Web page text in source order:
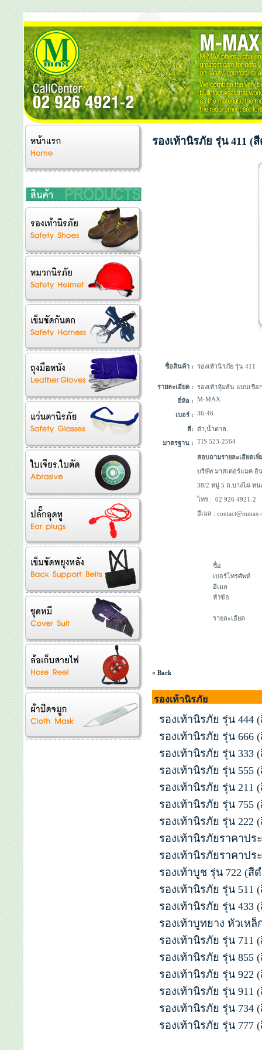
รองเท้านิรภัย รุ่น 411 (
ชื่อสินค้า : รองเท้านิรภัย รุ่น 411
รายละเอียด : รองเท้าหุ้มส้น แบบเชือ
ยี่ห้อ : M-MAX
เบอร์ : 36-46
สี: ดำ,น้ำตาล
มาตรฐาน : TIS 523-2564
สอบถามรายละเอียดเพิ่
บริษัท มาสเตอร์แมค อิ
38/2 หมู่ 5 ถ.บางไผ่-ห
โทร : 02 926
อีเมล :
ชื่อ
เบอร์โทรศัพท์
อีเมล
หัวข้อ
รายละเอียด
« Back
รองเท้านิรภัย
รองเท้านิรภัย รุ่น 444
รองเท้านิรภัย รุ่น 666
รองเท้านิรภัย รุ่น 333
รองเท้านิรภัย รุ่น 555
รองเท้านิรภัย รุ่น 211
รองเท้านิรภัย รุ่น 755
รองเท้านิรภัย รุ่น 222
รองเท้านิรภัยราคาปร
รองเท้านิรภัยราคาปร
รองเท้าบูช รุ่น 722 (สี
รองเท้านิรภัย รุ่น 511
รองเท้านิรภัย รุ่น 433
รองเท้าบูทยาง หัวเหล็
รองเท้านิรภัย รุ่น 711
รองเท้านิรภัย รุ่น 855
รองเท้านิรภัย รุ่น 922
รองเท้านิรภัย รุ่น 911
รองเท้านิรภัย รุ่น 734
รองเท้านิรภัย รุ่น 777